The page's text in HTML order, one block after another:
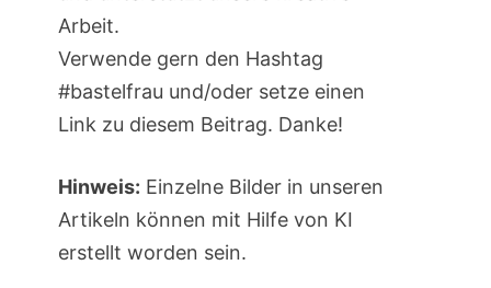
Arbeit.
Verwende gern den Hashtag
#bastelfrau und/oder setze einen
Link zu diesem Beitrag. Danke!
Hinweis: Einzelne Bilder in unseren
Artikeln können mit Hilfe von KI
erstellt worden sein.